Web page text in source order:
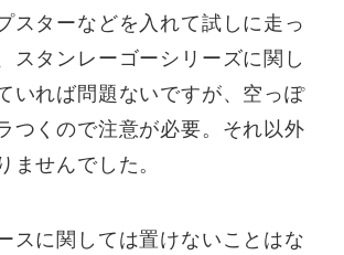
スターなどを入れて試しに走っ
スタンレーゴーシリーズに関し
いれば問題ないですが、空っぽ
つくので注意が必要。それ以外
ませんでした。
スに関しては置けないことはな